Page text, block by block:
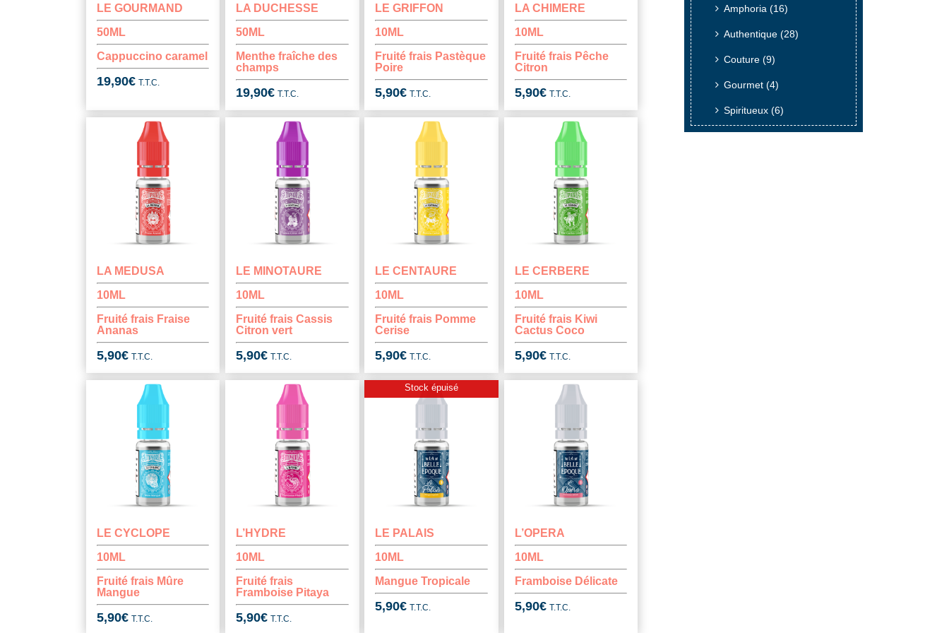
LE GOURMAND
50ML
Cappuccino caramel
19,90€ T.T.C.
LA DUCHESSE
50ML
Menthe fraîche des
champs
19,90€ T.T.C.
LE GRIFFON
10ML
Fruité frais Pastèque
Poire
5,90€ T.T.C.
LA CHIMERE
10ML
Fruité frais Pêche
Citron
5,90€ T.T.C.
LA MEDUSA
10ML
Fruité frais Fraise
Ananas
5,90€ T.T.C.
LE MINOTAURE
10ML
Fruité frais Cassis
Citron vert
5,90€ T.T.C.
LE CENTAURE
10ML
Fruité frais Pomme
Cerise
5,90€ T.T.C.
LE CERBERE
10ML
Fruité frais Kiwi
Cactus Coco
5,90€ T.T.C.
LE CYCLOPE
10ML
Fruité frais Mûre
Mangue
5,90€ T.T.C.
L’HYDRE
10ML
Fruité frais
Framboise Pitaya
5,90€ T.T.C.
Stock épuisé
LE PALAIS
10ML
Mangue Tropicale
5,90€ T.T.C.
L’OPERA
10ML
Framboise Délicate
5,90€ T.T.C.
Amphoria (16)
Authentique (28)
Couture (9)
Gourmet (4)
Spiritueux (6)